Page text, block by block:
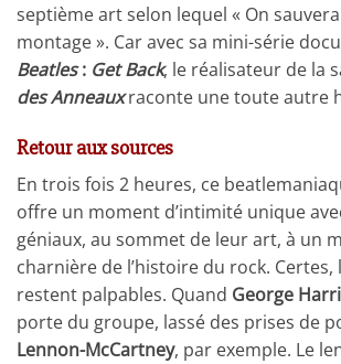
septième art selon lequel « On
montage ». Car avec sa mini-série
Beatles: Get Back, le réalisateur de la
des Anneauxraconte une toute autre
Retour aux sources
En trois fois 2 heures, ce
offre un moment d’intimité unique
géniaux, au sommet de leur art, à un
charnière de l’histoire du rock. Certes,
restent palpables. Quand George
porte du groupe, lassé des prises de
Lennon-McCartney, par exemple. Le